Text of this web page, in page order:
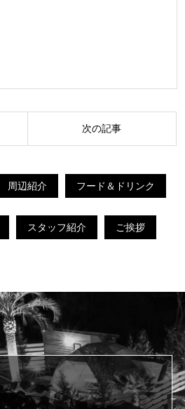
次の記事
周辺紹介 フード＆ドリンク
スタッフ紹介 ご挨拶